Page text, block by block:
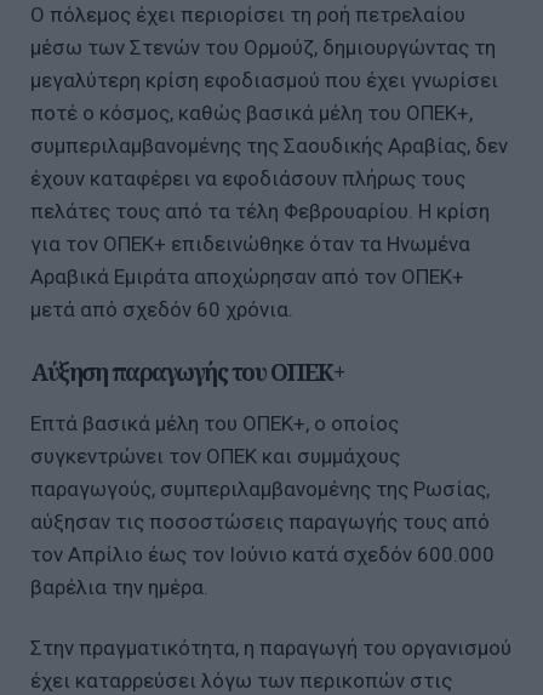
Ο πόλεμος έχει περιορίσει τη ροή πετρελαίου
μέσω των Στενών του Ορμούζ, δημιουργώντας τη
μεγαλύτερη κρίση εφοδιασμού που έχει γνωρίσει
ποτέ ο κόσμος, καθώς βασικά μέλη του ΟΠΕΚ+,
συμπεριλαμβανομένης της Σαουδικής Αραβίας, δεν
έχουν καταφέρει να εφοδιάσουν πλήρως τους
πελάτες τους από τα τέλη Φεβρουαρίου. Η κρίση
για τον ΟΠΕΚ+ επιδεινώθηκε όταν τα Ηνωμένα
Αραβικά Εμιράτα αποχώρησαν από τον ΟΠΕΚ+
μετά από σχεδόν 60 χρόνια.
Αύξηση παραγωγής του ΟΠΕΚ+
Επτά βασικά μέλη του ΟΠΕΚ+, ο οποίος
συγκεντρώνει τον ΟΠΕΚ και συμμάχους
παραγωγούς, συμπεριλαμβανομένης της Ρωσίας,
αύξησαν τις ποσοστώσεις παραγωγής τους από
τον Απρίλιο έως τον Ιούνιο κατά σχεδόν 600.000
βαρέλια την ημέρα.
Στην πραγματικότητα, η παραγωγή του οργανισμού
έχει καταρρεύσει λόγω των περικοπών στις